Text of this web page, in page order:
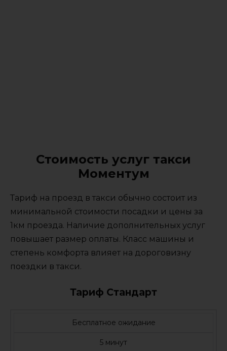
Стоимость услуг такси
Моментум
Тариф на проезд в такси обычно состоит из
минимальной стоимости посадки и цены за
1км проезда. Наличие дополнительных услуг
повышает размер оплаты. Класс машины и
степень комфорта влияет на дороговизну
поездки в такси.
Тариф Стандарт
Бесплатное ожидание
5 минут